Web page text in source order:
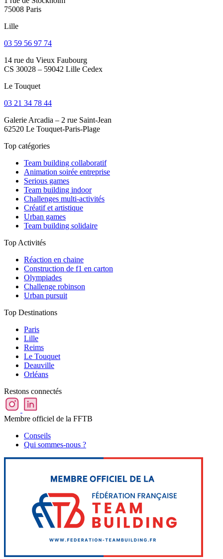
75008 Paris
Lille
03 59 56 97 74
14 rue du Vieux Faubourg
CS 30028 – 59042 Lille Cedex
Le Touquet
03 21 34 78 44
Galerie Arcadia – 2 rue Saint-Jean
62520 Le Touquet-Paris-Plage
Top catégories
Team building collaboratif
Animation soirée entreprise
Serious games
Team building indoor
Challenges multi-activités
Créatif et artistique
Urban games
Team building solidaire
Top Activités
Réaction en chaine
Construction de f1 en carton
Olympiades
Challenge robinson
Urban pursuit
Top Destinations
Paris
Lille
Reims
Le Touquet
Deauville
Orléans
Restons connectés
Membre officiel de la FFTB
Conseils
Qui sommes-nous ?